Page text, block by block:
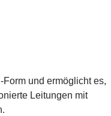
und ermöglicht es,
Leitungen mit